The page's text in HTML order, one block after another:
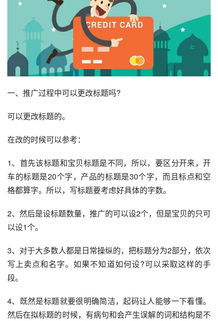
一、推广过程中可以更改标题吗?
可以更改标题的。
在改的时候可以参考：
1、首先该标题和宝贝标题是不同，所以，要区分开来，开
车的标题是20个字，产品的标题是30个字，而且标点和空
格都算字。所以，写标题要考虑好具体的字数。
2、然后是设标题数量，推广的可以设2个，但是宝贝的只可
以设1个。
3、对于大多数人都是日常操纵的，把标题分为2部分，依次
写上卖点和名字。如果不知道如何设?可以采取这样的手
段。
4、既然是标题就要很明确简洁，起码让人能够一下看懂。
然后在拟标题的时候，有病句和会产生误解的词和结构是不